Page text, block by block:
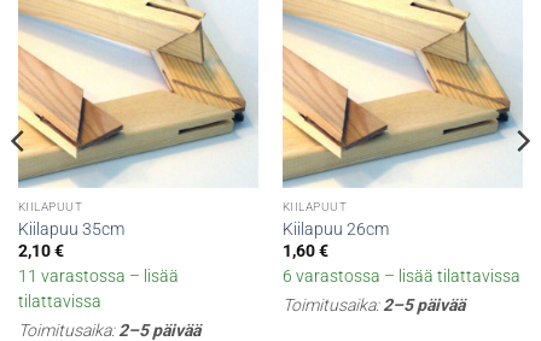
KIILAPUUT
Kiilapuu 35cm
2,10€
11 varastossa – lisää
tilattavissa
Toimitusaika:2–5 päivää
KIILAPUUT
Kiilapuu 26cm
1,60€
6 varastossa – lisää tilattavissa
Toimitusaika:2–5 päivää